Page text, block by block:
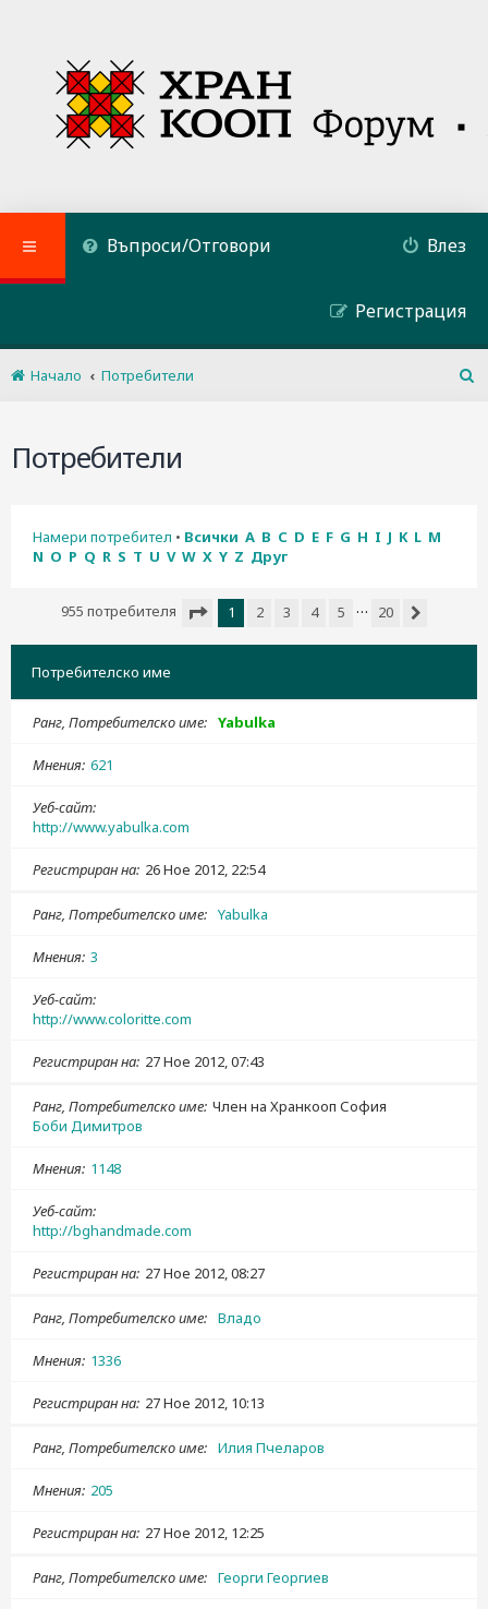
Въпроси/Отговори Влез
Регистрация
Начало
Потребители
Потребители
Намери потребител • Всички A B C D E F G H I J K L M
N O P Q R S T U V W X Y Z Друг
955 потребителя
1 2 3 4 5 …
20
Потребителско име
Ранг, Потребителско име Yabulka
Мнения 621
Уеб-сайт
http://www.yabulka.com
Регистриран на 26 Ное 2012, 22:54
Ранг, Потребителско име Yabulka
Мнения 3
Уеб-сайт
http://www.coloritte.com
Регистриран на 27 Ное 2012, 07:43
Ранг, Потребителско име Член на Хранкооп София
Боби Димитров
Мнения 1148
Уеб-сайт
http://bghandmade.com
Регистриран на 27 Ное 2012, 08:27
Ранг, Потребителско име Владо
Мнения 1336
Регистриран на 27 Ное 2012, 10:13
Ранг, Потребителско име Илия Пчеларов
Мнения 205
Регистриран на 27 Ное 2012, 12:25
Ранг, Потребителско име Георги Георгиев